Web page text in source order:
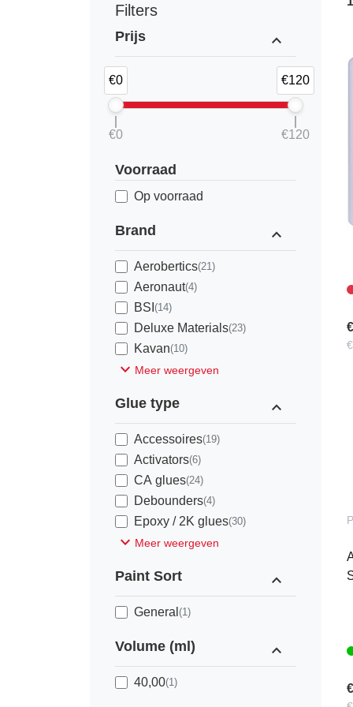
Filters
Prijs expand_less
€0 €120
€0 €120
Voorraad
Op voorraad
Brand expand_less
Aerobertics(21)
Aeronaut(4)
BSI (14)
Deluxe Materials(23)
Kavan(10)
expand_more Meer weergeven
Glue type expand_less
Accessoires(19)
Activators(6)
CA glues(24)
Debounders(4)
Epoxy / 2K glues(30)
expand_more Meer weergeven
Paint Sort expand_less
General (1)
Volume (ml) expand_less
40,00(1)